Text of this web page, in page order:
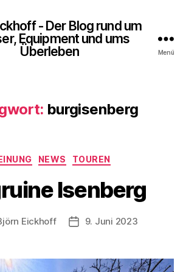
- Der Blog rund um
Equipment und ums
Überleben
Menü
burgisenberg
Kategorien
NEWS TOUREN
Isenberg
Eickhoff Veröffentlichungsdatum
9. Juni 2023